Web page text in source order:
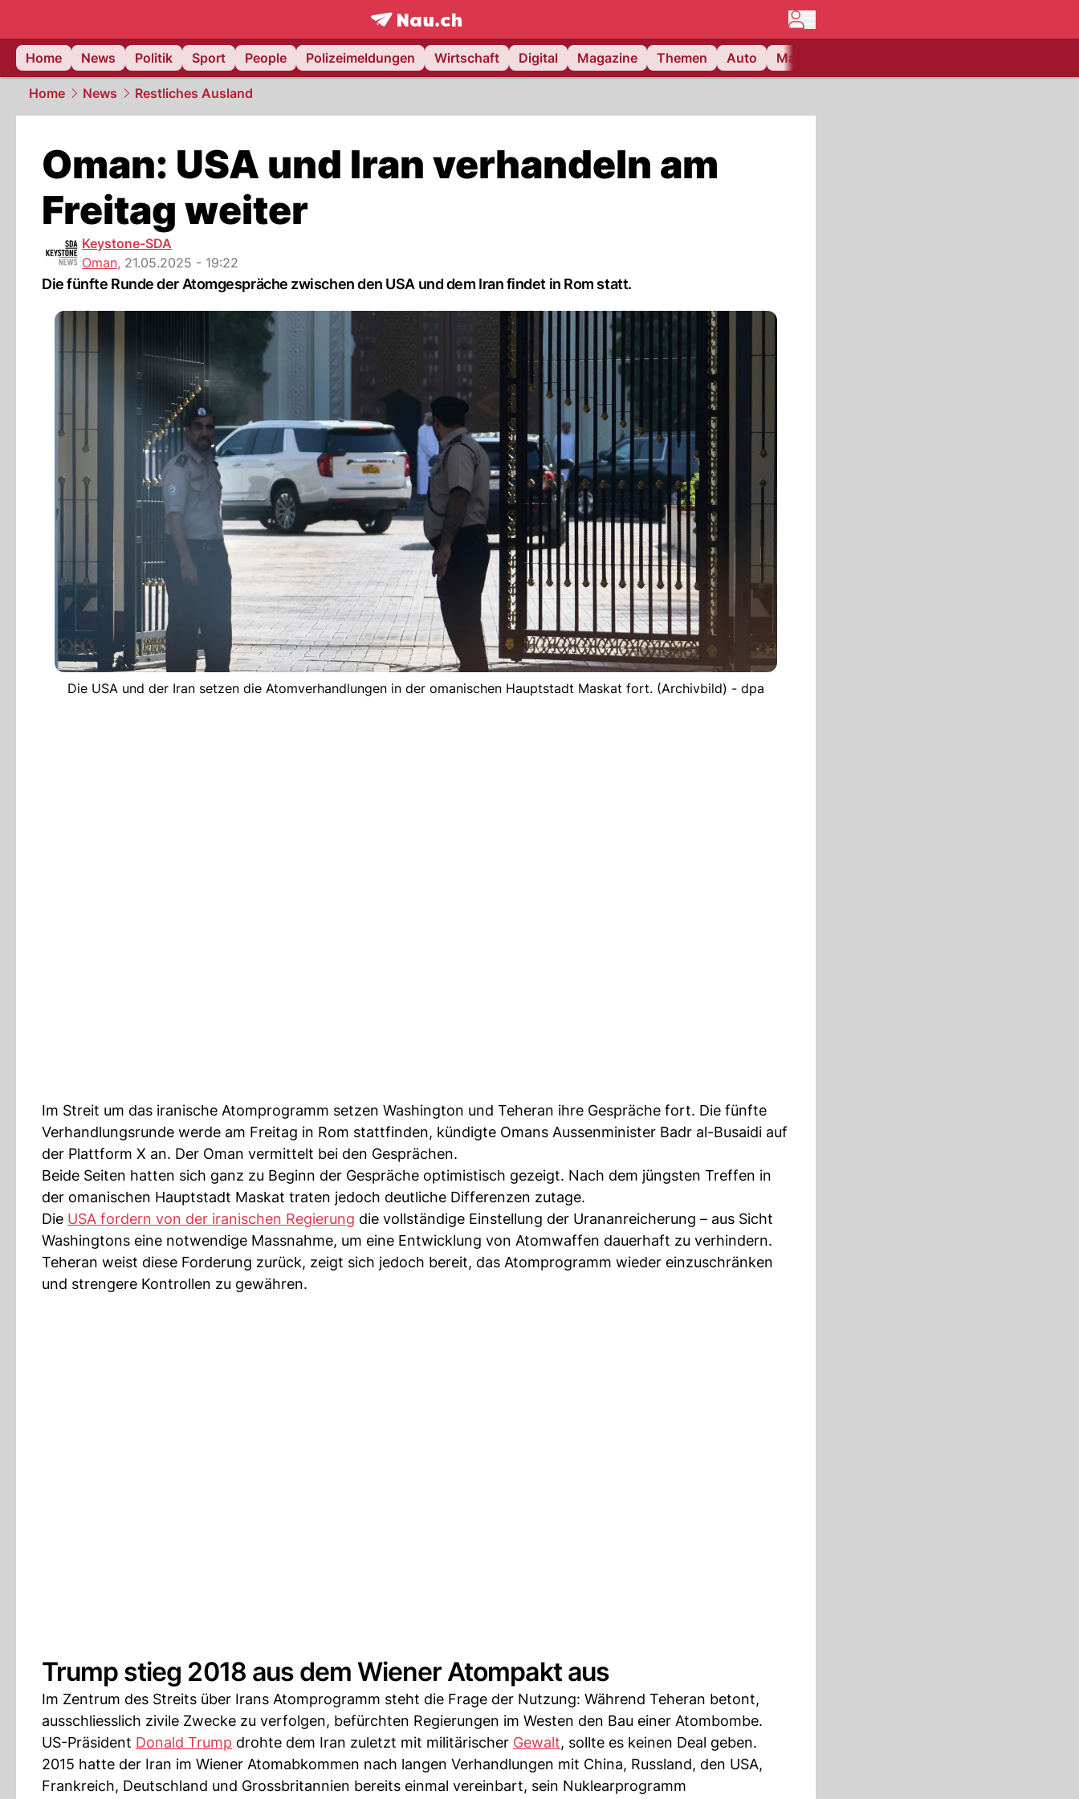
frontpage.NAU.ch
Home
News Politik Sport People Polizeimeldungen Wirtschaft Digital Magazine Themen Auto Matchcenter
Home News Restliches Ausland
Oman: USA und Iran verhandeln am
Freitag weiter
Keystone-SDA
Oman, 21.05.2025 - 19:22
Die fünfte Runde der Atomgespräche zwischen den USA und dem Iran findet in Rom statt.
Die USA und der Iran setzen die Atomverhandlungen in der omanischen Hauptstadt Maskat fort. (Archivbild) - dpa
Im Streit um das iranische Atomprogramm setzen Washington und Teheran ihre Gespräche fort. Die fünfte
Verhandlungsrunde werde am Freitag in Rom stattfinden, kündigte Omans Aussenminister Badr al-Busaidi auf
der Plattform X an. Der Oman vermittelt bei den Gesprächen.
Beide Seiten hatten sich ganz zu Beginn der Gespräche optimistisch gezeigt. Nach dem jüngsten Treffen in
der omanischen Hauptstadt Maskat traten jedoch deutliche Differenzen zutage.
Die USA fordern von der iranischen Regierung die vollständige Einstellung der Urananreicherung – aus Sicht
Washingtons eine notwendige Massnahme, um eine Entwicklung von Atomwaffen dauerhaft zu verhindern.
Teheran weist diese Forderung zurück, zeigt sich jedoch bereit, das Atomprogramm wieder einzuschränken
und strengere Kontrollen zu gewähren.
Trump stieg 2018 aus dem Wiener Atompakt aus
Im Zentrum des Streits über Irans Atomprogramm steht die Frage der Nutzung: Während Teheran betont,
ausschliesslich zivile Zwecke zu verfolgen, befürchten Regierungen im Westen den Bau einer Atombombe.
US-Präsident Donald Trump drohte dem Iran zuletzt mit militärischer Gewalt, sollte es keinen Deal geben.
2015 hatte der Iran im Wiener Atomabkommen nach langen Verhandlungen mit China, Russland, den USA,
Frankreich, Deutschland und Grossbritannien bereits einmal vereinbart, sein Nuklearprogramm